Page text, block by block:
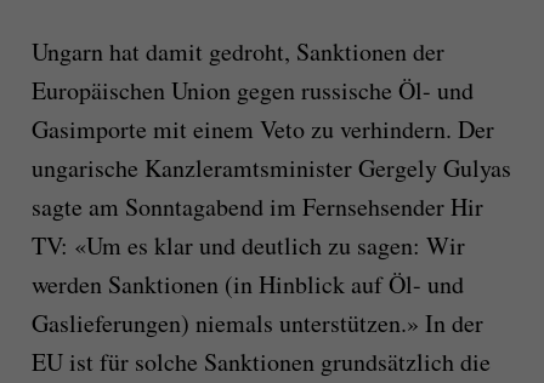
Ungarn hat damit gedroht, Sanktionen der
Europäischen Union gegen russische Öl- und
Gasimporte mit einem Veto zu verhindern. Der
ungarische Kanzleramtsminister Gergely Gulyas
sagte am Sonntagabend im Fernsehsender Hir
TV: «Um es klar und deutlich zu sagen: Wir
werden Sanktionen (in Hinblick auf Öl- und
Gaslieferungen) niemals unterstützen.» In der
EU ist für solche Sanktionen grundsätzlich die